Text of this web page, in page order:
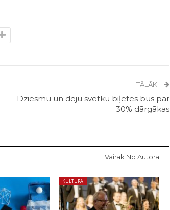
TĀLĀK
Dziesmu un deju svētku biļetes būs par
30% dārgākas
Vairāk No Autora
KULTŪRA